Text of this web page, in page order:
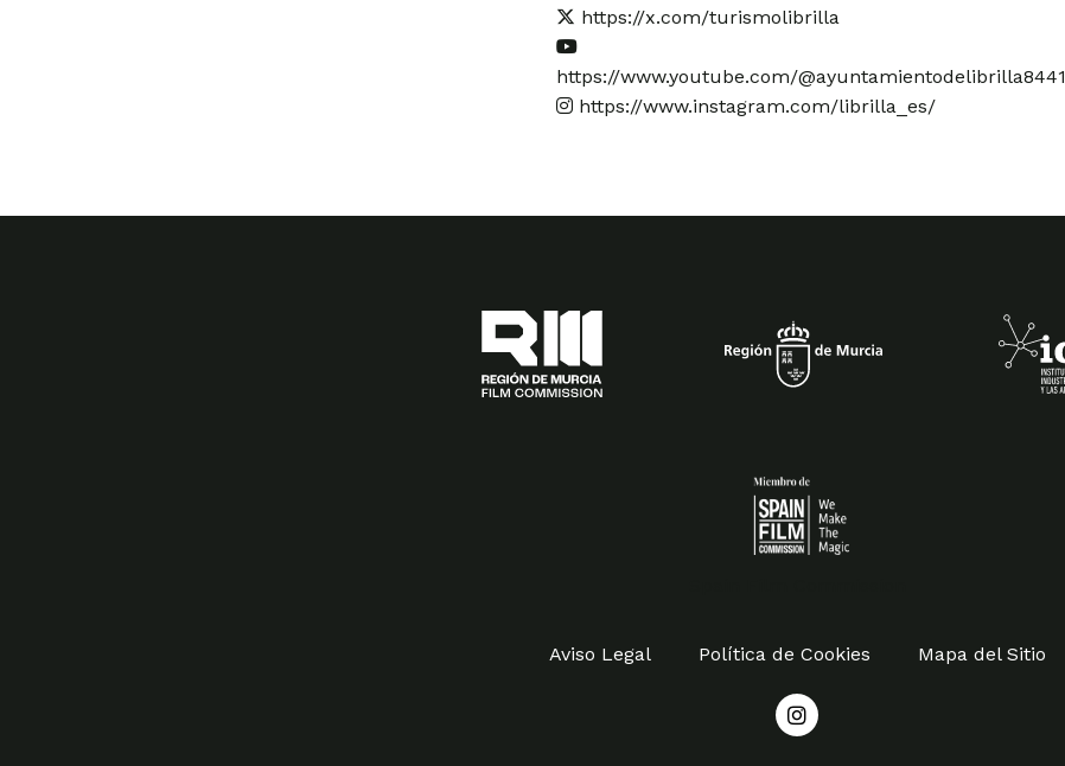
https://x.com/turismolibrilla
https://www.youtube.com/@ayuntamientodelibrilla8441
https://www.instagram.com/librilla_es/
Aviso Legal Política de Cookies Mapa del Sitio
I
n